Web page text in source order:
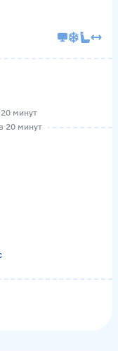
минут
20 минут